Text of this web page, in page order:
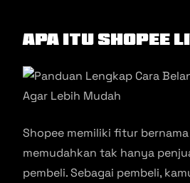
Apa Itu Shopee
Shopee memiliki fitur
memudahkan tak hanya
pembeli. Sebagai pembeli,